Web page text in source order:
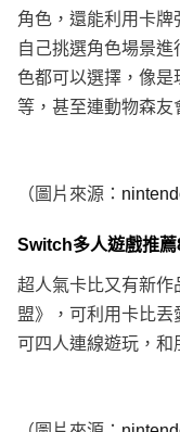
角色，還能利用卡
自己挑選角色場景
色都可以選擇，像
等，甚至連動物森友
（圖片來源：
Switch多人遊戲推薦
超人氣卡比又有新作
盟》，可利用卡比
可四人連線遊玩，和